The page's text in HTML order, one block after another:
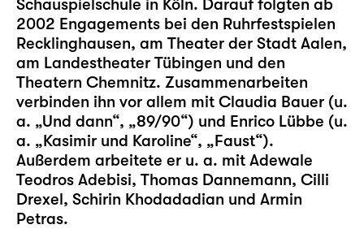
Schauspielschule in Köln. Darauf folgten ab
2002 Engagements bei den Ruhrfestspielen
Recklinghausen, am Theater der Stadt Aalen,
am Landestheater Tübingen und den
Theatern Chemnitz. Zusammenarbeiten
verbinden ihn vor allem mit Claudia Bauer (u.
a. „Und dann“, „89/90“) und Enrico Lübbe (u.
a. „Kasimir und Karoline“, „Faust“).
Außerdem arbeitete er u. a. mit Adewale
Teodros Adebisi, Thomas Dannemann, Cilli
Drexel, Schirin Khodadadian und Armin
Petras.